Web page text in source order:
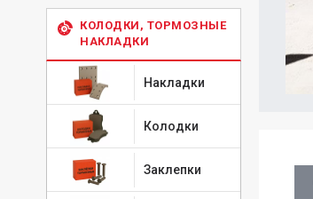
КОЛОДКИ, ТОРМОЗНЫЕ
НАКЛАДКИ
Накладки
Колодки
Заклепки